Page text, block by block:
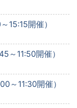
15:15開催）
～11:50開催）
～11:30開催）